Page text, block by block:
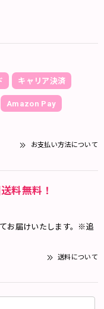
キャリア決済
Amazon Pay
お支払い方法について
料無料！
お届けいたします。※追
送料について